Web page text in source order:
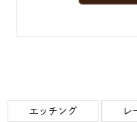
エッチング レ